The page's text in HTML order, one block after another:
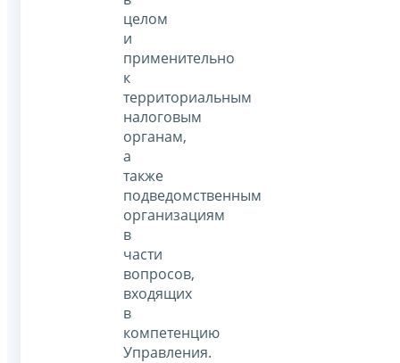
целом
и
применительно
к
территориальным
налоговым
органам,
а
также
подведомственным
организациям
в
части
вопросов,
входящих
в
компетенцию
Управления.